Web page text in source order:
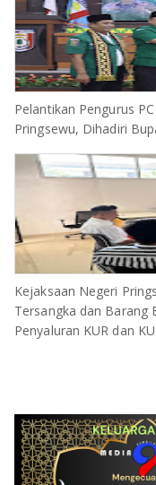
Pelantikan Pengurus
Pringsewu, Dihadiri
Kejaksaan Negeri
Tersangka dan Barang
Penyaluran KUR dan